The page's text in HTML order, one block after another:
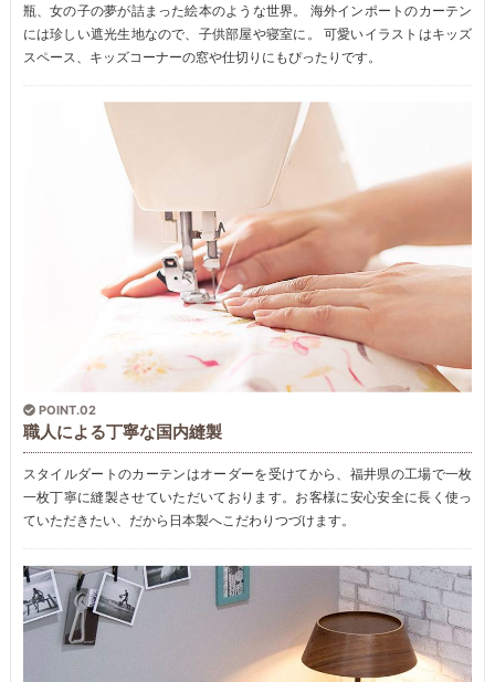
瓶、女の子の夢が詰まった絵本のような世界。 海外インポートのカーテン
には珍しい遮光生地なので、子供部屋や寝室に。 可愛いイラストはキッズ
スペース、キッズコーナーの窓や仕切りにもぴったりです。
POINT.02
職人による丁寧な国内縫製
スタイルダートのカーテンはオーダーを受けてから、福井県の工場で一枚
一枚丁寧に縫製させていただいております。お客様に安心安全に長く使っ
ていただきたい、だから日本製へこだわりつづけます。